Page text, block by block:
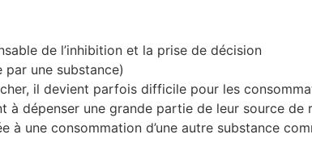
de l’inhibition et la prise de décision
une substance)
il devient parfois difficile pour les
dépenser une grande partie de leur source de
une consommation d’une autre substance